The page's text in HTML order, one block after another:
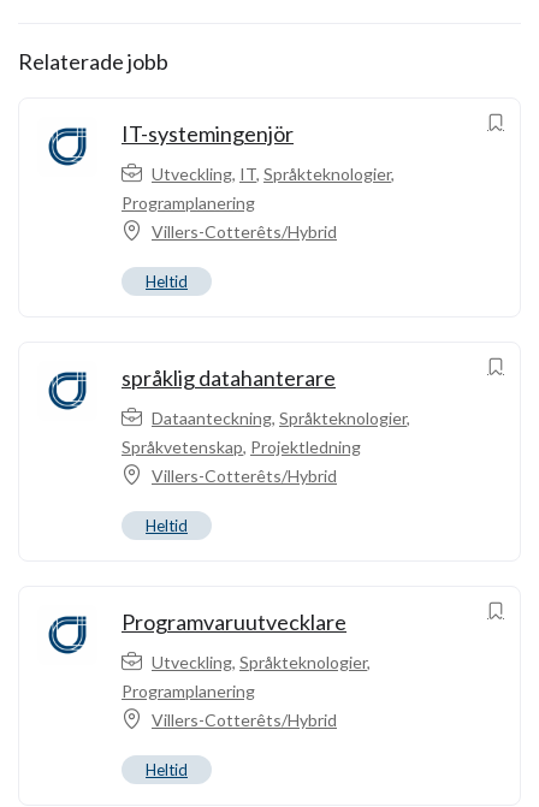
Relaterade jobb
IT-systemingenjör
Utveckling, IT, Språkteknologier,
Programplanering
Villers-Cotterêts/Hybrid
Heltid
språklig datahanterare
Dataanteckning, Språkteknologier,
Språkvetenskap, Projektledning
Villers-Cotterêts/Hybrid
Heltid
Programvaruutvecklare
Utveckling, Språkteknologier,
Programplanering
Villers-Cotterêts/Hybrid
Heltid